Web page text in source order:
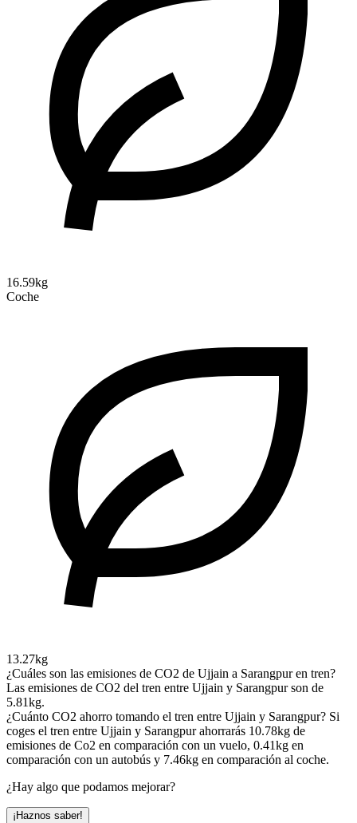
16.59kg
Coche
13.27kg
¿Cuáles son las emisiones de CO2 de Ujjain a Sarangpur en tren?
Las emisiones de CO2 del tren entre Ujjain y Sarangpur son de
5.81kg.
¿Cuánto CO2 ahorro tomando el tren entre Ujjain y Sarangpur? Si
coges el tren entre Ujjain y Sarangpur ahorrarás 10.78kg de
emisiones de Co2 en comparación con un vuelo, 0.41kg en
comparación con un autobús y 7.46kg en comparación al coche.
¿Hay algo que podamos mejorar?
¡Haznos saber!